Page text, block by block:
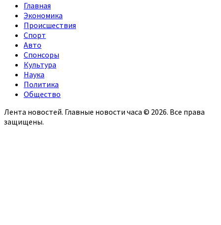
Главная
Экономика
Происшествия
Спорт
Авто
Спонсоры
Культура
Наука
Политика
Общество
Лента новостей. Главные новости часа © 2026. Все права
защищены.